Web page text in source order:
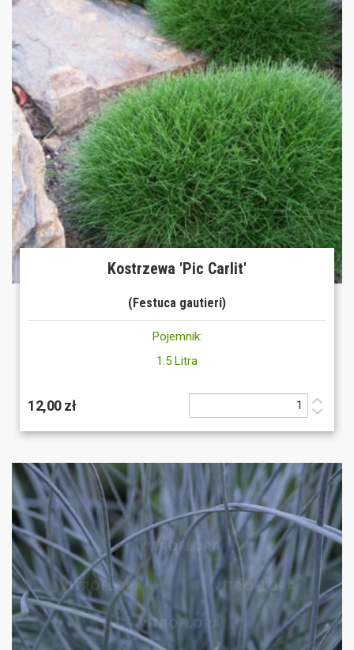
Kostrzewa 'Pic Carlit'
(Festuca gautieri)
Pojemnik:
1.5 Litra
12,00 zł